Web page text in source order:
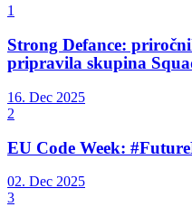
1
Strong Defance:
pripravila skupina
16. Dec 2025
2
EU Code Week:
02. Dec 2025
3